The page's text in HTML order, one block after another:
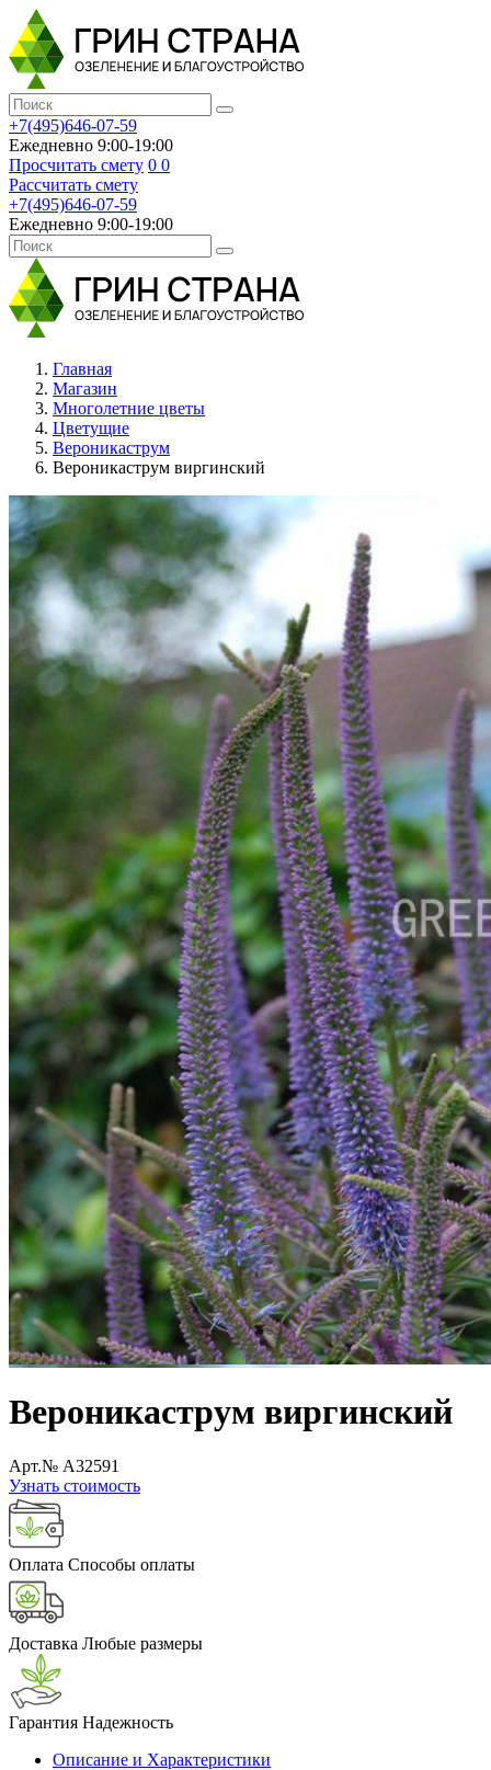
+7(495)646-07-59
Ежедневно 9:00-19:00
Просчитать смету 0 0
Рассчитать смету
+7(495)646-07-59
Ежедневно 9:00-19:00
Главная
Магазин
Многолетние цветы
Цветущие
Вероникаструм
Вероникаструм виргинский
Вероникаструм виргинский
Арт.№ A32591
Узнать стоимость
Оплата Способы оплаты
Доставка Любые размеры
Гарантия Надежность
Описание и Характеристики